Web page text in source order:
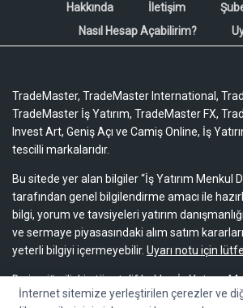
Hakkında İletişim
Nasıl Hesap Açabilirim?
TradeMaster, TradeMaster International,
TradeMaster İş Yatırım, TradeMaster FX,
Invest Art, Geniş Açı ve Camiş Online, İş
tescilli markalarıdır.
Bu sitede yer alan bilgiler “İş Yatırım Menkul
tarafından genel bilgilendirme amacı ile
bilgi, yorum ve tavsiyeleri yatırım
ve sermaye piyasasındaki alım satım
yeterli bilgiyi içermeyebilir. Uyarı notu için
Bu içeriğe ilişkin tüm telif hakları İş Yatırım
aittir. Bu içerik, açık iznimiz olmaksızın
İnternet sitemize yerleştirilen çerezler ve